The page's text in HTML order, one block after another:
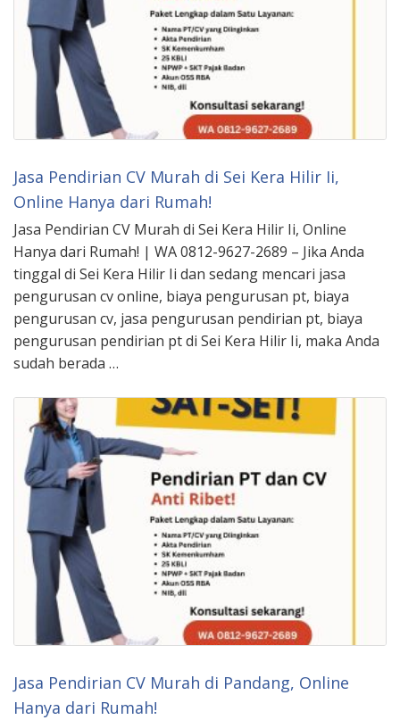
Jasa Pendirian CV Murah di Sei Kera Hilir Ii,
Online Hanya dari Rumah!
Jasa Pendirian CV Murah di Sei Kera Hilir Ii, Online
Hanya dari Rumah! | WA 0812-9627-2689 – Jika Anda
tinggal di Sei Kera Hilir Ii dan sedang mencari jasa
pengurusan cv online, biaya pengurusan pt, biaya
pengurusan cv, jasa pengurusan pendirian pt, biaya
pengurusan pendirian pt di Sei Kera Hilir Ii, maka Anda
sudah berada …
Jasa Pendirian CV Murah di Pandang, Online
Hanya dari Rumah!